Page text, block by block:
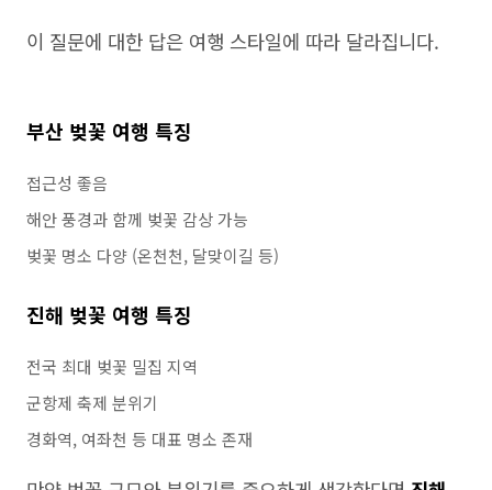
이 질문에 대한 답은 여행 스타일에 따라 달라집니다.
부산 벚꽃 여행 특징
접근성 좋음
해안 풍경과 함께 벚꽃 감상 가능
벚꽃 명소 다양 (온천천, 달맞이길 등)
진해 벚꽃 여행 특징
전국 최대 벚꽃 밀집 지역
군항제 축제 분위기
경화역, 여좌천 등 대표 명소 존재